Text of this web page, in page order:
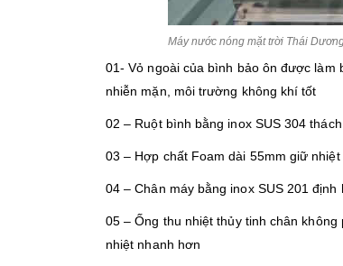
Máy nước nóng mặt trời Thái
01- Vỏ ngoài của bình bảo ôn được làm
nhiễn mặn, môi trường không khí tốt
02 – Ruột bình bằng inox SUS 304
03 – Hợp chất Foam dài 55mm giữ
04 – Chân máy bằng inox SUS 201
05 – Ống thu nhiệt thủy tinh chân
nhiệt nhanh hơn